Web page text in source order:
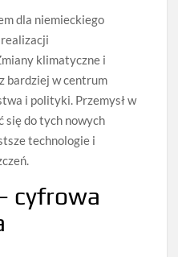
dla niemieckiego
klimatyczne i
bardziej w centrum
i polityki. Przemysł w
się do tych nowych
technologie i
cyfrowa